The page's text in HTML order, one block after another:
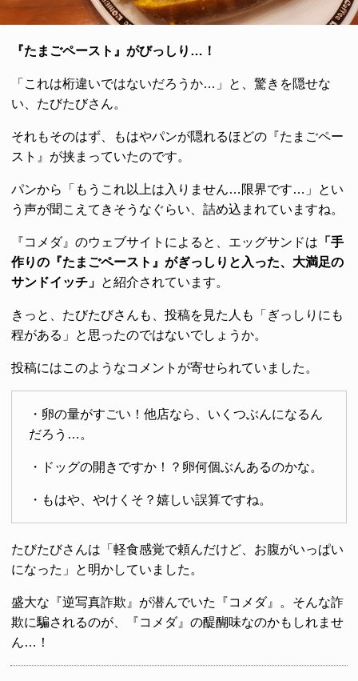
『たまごペースト』がびっしり…！
「これは桁違いではないだろうか…」と、驚きを隠せな
い、たびたびさん。
それもそのはず、もはやパンが隠れるほどの『たまごペー
スト』が挟まっていたのです。
パンから「もうこれ以上は入りません…限界です…」とい
う声が聞こえてきそうなぐらい、詰め込まれていますね。
『コメダ』のウェブサイトによると、エッグサンドは 「手
作りの『たまごペースト』がぎっしりと入った、大満足の
サンドイッチ」 と紹介されています。
きっと、たびたびさんも、投稿を見た人も「ぎっしりにも
程がある」と思ったのではないでしょうか。
投稿にはこのようなコメントが寄せられていました。
・卵の量がすごい！他店なら、いくつぶんになるん
だろう…。
・ドッグの開きですか！？卵何個ぶんあるのかな。
・もはや、やけくそ？嬉しい誤算ですね。
たびたびさんは「軽食感覚で頼んだけど、お腹がいっぱい
になった」と明かしていました。
盛大な『逆写真詐欺』が潜んでいた『コメダ』。そんな詐
欺に騙されるのが、『コメダ』の醍醐味なのかもしれませ
ん…！